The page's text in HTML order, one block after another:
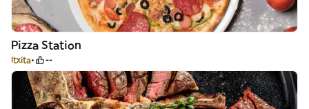
Pizza Station
Itxita --